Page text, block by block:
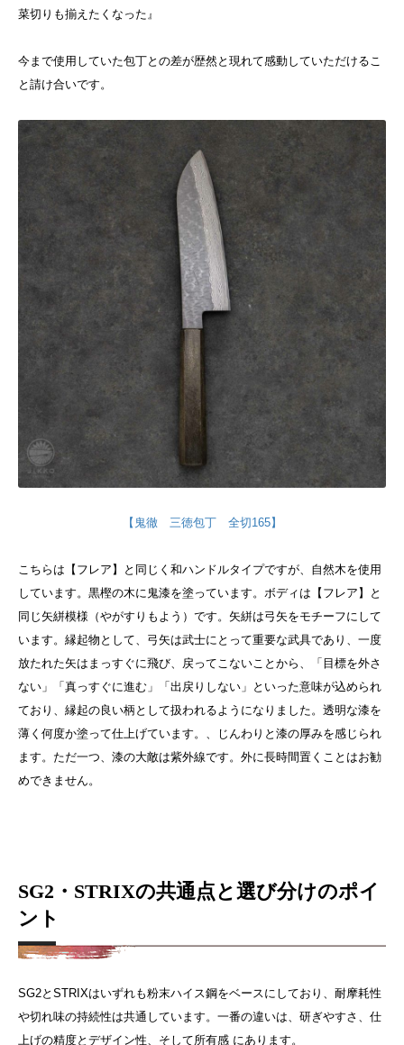
菜切りも揃えたくなった』
今まで使用していた包丁との差が歴然と現れて感動していただけるこ
と請け合いです。
【鬼徹 三徳包丁 全切165】
こちらは【フレア】と同じく和ハンドルタイプですが、自然木を使用
しています。黒樫の木に鬼漆を塗っています。 ボディは【フレア】と
同じ矢絣模様（やがすりもよう）です。矢絣は弓矢をモチーフにして
います。縁起物として、弓矢は武士にとって重要な武具であり、一度
放たれた矢はまっすぐに飛び、戻ってこないことから、「目標を外さ
ない」「真っすぐに進む」「出戻りしない」といった意味が込められ
ており、縁起の良い柄として扱われるようになりました。透明な漆を
薄く何度か塗って仕上げています。、じんわりと漆の厚みを感じられ
ます。ただ一つ、漆の大敵は紫外線です。外に長時間置くことはお勧
めできません。
SG2・STRIXの共通点と選び分けのポイ
ント
SG2とSTRIXはいずれも粉末ハイス鋼をベースにしており、耐摩耗性
や切れ味の持続性は共通しています。 一番の違いは、研ぎやすさ、仕
上げの精度とデザイン性、そして所有感 にあります。